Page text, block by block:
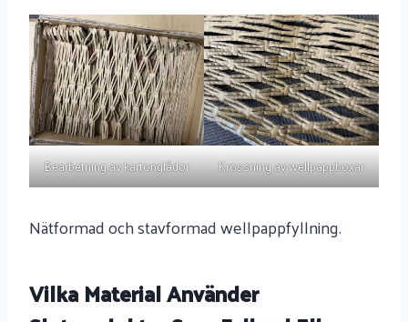
Bearbetning av kartonglådor Krossning av wellpappboxar
Nätformad och stavformad wellpappfyllning.
Vilka Material Använder